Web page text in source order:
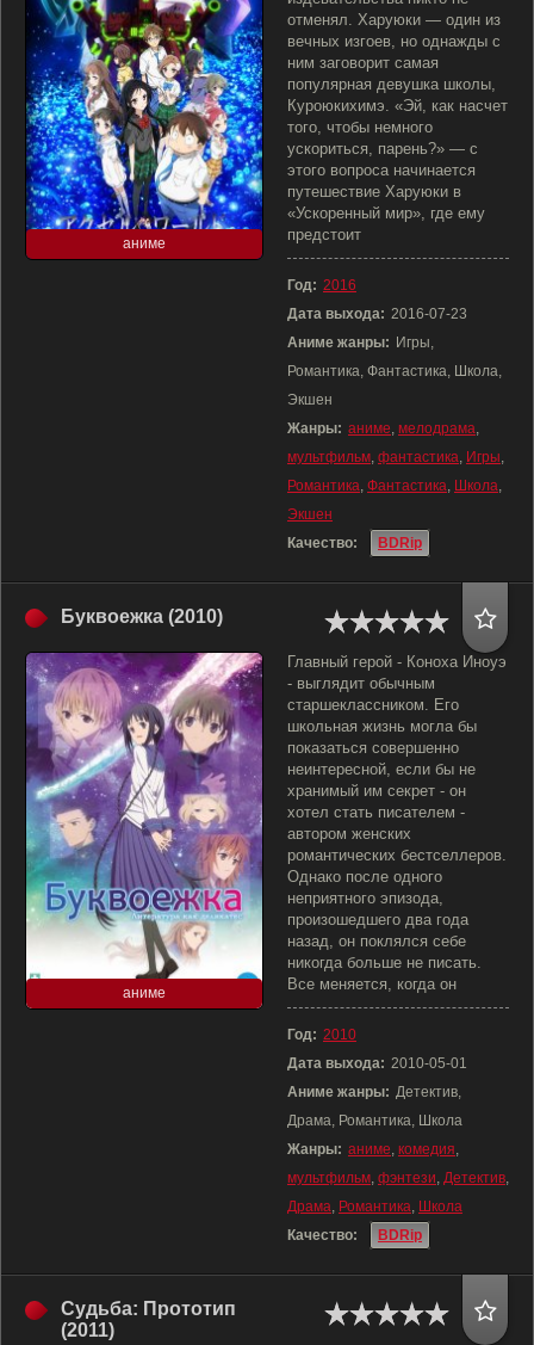
аниме
отменял. Харуюки — один из
вечных изгоев, но однажды с
ним заговорит самая
популярная девушка школы,
Куроюкихимэ. «Эй, как насчет
того, чтобы немного
ускориться, парень?» — с
этого вопроса начинается
путешествие Харуюки в
«Ускоренный мир», где ему
предстоит
Год: 2016
Дата выхода: 2016-07-23
Аниме жанры: Игры,
Романтика, Фантастика, Школа,
Экшен
Жанры: аниме, мелодрама,
мультфильм, фантастика, Игры,
Романтика, Фантастика, Школа,
Экшен
Качество:
BDRip
Буквоежка (2010)
аниме
Главный герой - Коноха Иноуэ
- выглядит обычным
старшеклассником. Его
школьная жизнь могла бы
показаться совершенно
неинтересной, если бы не
хранимый им секрет - он
хотел стать писателем -
автором женских
романтических бестселлеров.
Однако после одного
неприятного эпизода,
произошедшего два года
назад, он поклялся себе
никогда больше не писать.
Все меняется, когда он
Год: 2010
Дата выхода: 2010-05-01
Аниме жанры: Детектив,
Драма, Романтика, Школа
Жанры: аниме, комедия,
мультфильм, фэнтези, Детектив,
Драма, Романтика, Школа
Качество:
BDRip
Судьба: Прототип
(2011)